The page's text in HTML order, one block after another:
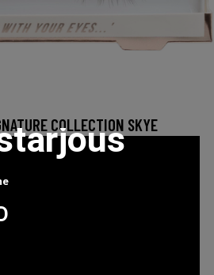
COLLECTION SKYE
10.5 EUR
LISÄTIETOJA